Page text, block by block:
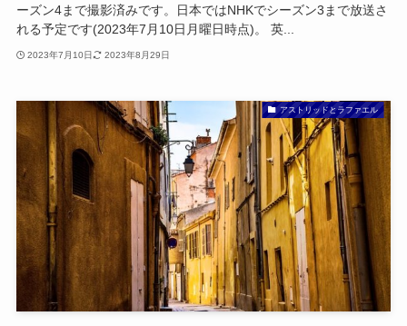
ーズン4まで撮影済みです。日本ではNHKでシーズン3まで放送さ
れる予定です(2023年7月10日月曜日時点)。 英...
2023年7月10日 2023年8月29日
アストリッドとラファエル